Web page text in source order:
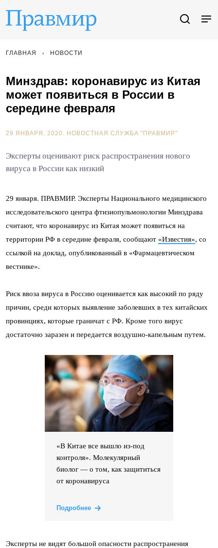
ГЛАВНАЯ НОВОСТИ
Минздрав: коронавирус из Китая
может появиться в России в
середине февраля
29 ЯНВАРЯ, 2020. НОВОСТНАЯ СЛУЖБА "ПРАВМИР"
Эксперты оценивают риск распространения нового
вируса в России как низкий
29 января. ПРАВМИР. Эксперты Национального медицинского
исследовательского центра фтизиопульмонологии Минздрава
считают, что коронавирус из Китая может появиться на
территории РФ в середине февраля, сообщают «Известия», со
ссылкой на доклад, опубликованный в «Фармацевтическом
вестнике».
Риск ввоза вируса в Россию оценивается как высокий по ряду
причин, среди которых выявление заболевших в тех китайских
провинциях, которые граничат с РФ. Кроме того вирус
достаточно заразен и передается воздушно-капельным путем.
«В Китае все вышло из-под
контроля». Молекулярный
биолог — о том, как защититься
от коронавируса
Подробнее
Эксперты не видят большой опасности распространения